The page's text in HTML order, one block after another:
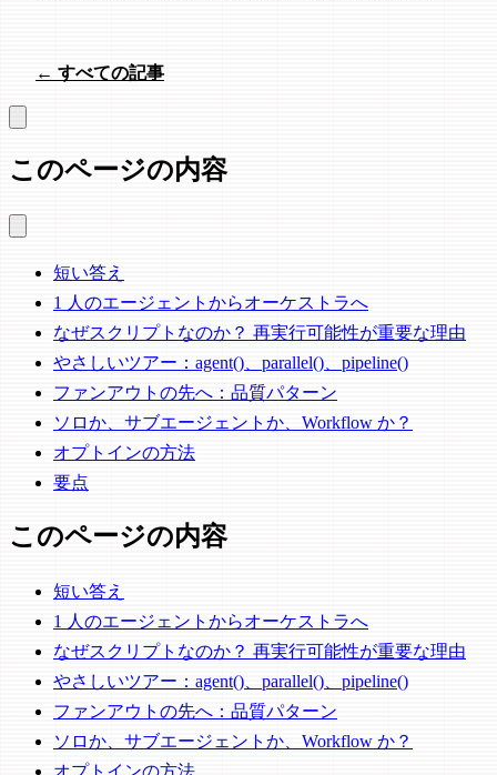
← すべての記事
このページの内容
短い答え
1 人のエージェントからオーケストラへ
なぜスクリプトなのか？ 再実行可能性が重要な理由
やさしいツアー：agent()、parallel()、pipeline()
ファンアウトの先へ：品質パターン
ソロか、サブエージェントか、Workflow か？
オプトインの方法
要点
このページの内容
短い答え
1 人のエージェントからオーケストラへ
なぜスクリプトなのか？ 再実行可能性が重要な理由
やさしいツアー：agent()、parallel()、pipeline()
ファンアウトの先へ：品質パターン
ソロか、サブエージェントか、Workflow か？
オプトインの方法